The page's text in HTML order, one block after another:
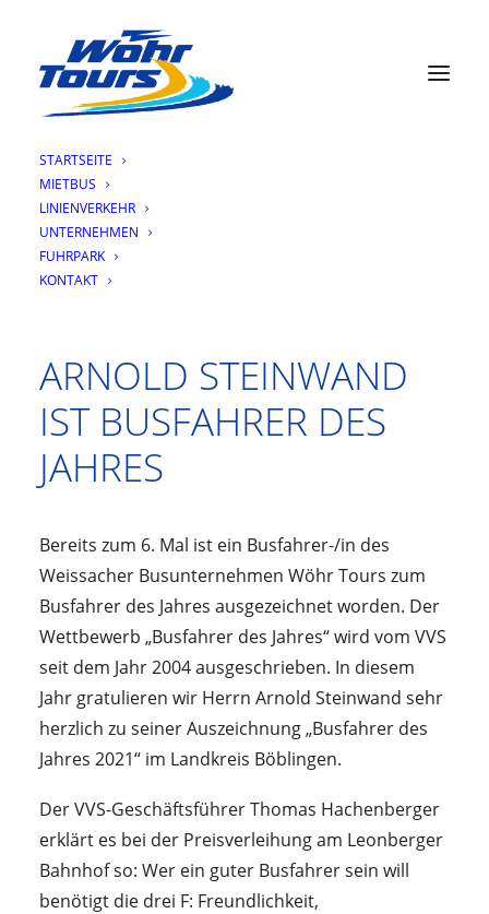
STARTSEITE
MIETBUS
LINIENVERKEHR
UNTERNEHMEN
FUHRPARK
KONTAKT
11.08.2021
ARNOLD STEINWAND
IST BUSFAHRER DES
JAHRES
Bereits zum 6. Mal ist ein Busfahrer-/in des
Weissacher Busunternehmen Wöhr Tours zum
Busfahrer des Jahres ausgezeichnet worden. Der
Wettbewerb „Busfahrer des Jahres“ wird vom VVS
seit dem Jahr 2004 ausgeschrieben. In diesem
Jahr gratulieren wir Herrn Arnold Steinwand sehr
herzlich zu seiner Auszeichnung „Busfahrer des
Jahres 2021“ im Landkreis Böblingen.
Der VVS-Geschäftsführer Thomas Hachenberger
erklärt es bei der Preisverleihung am Leonberger
Bahnhof so: Wer ein guter Busfahrer sein will
benötigt die drei F: Freundlichkeit,